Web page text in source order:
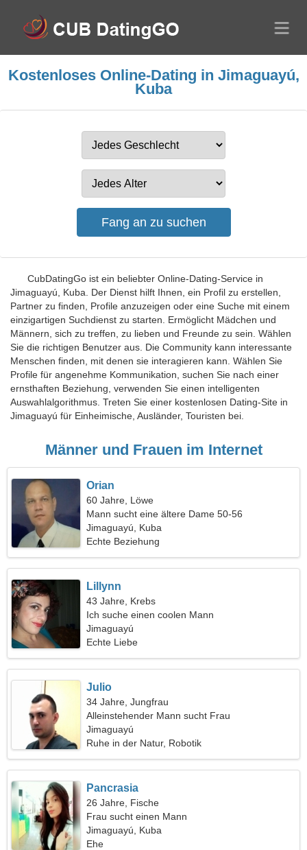
Kostenloses Online-Dating in Jimaguayú,
Kuba
CubDatingGo ist ein beliebter Online-Dating-Service in
Jimaguayú, Kuba. Der Dienst hilft Ihnen, ein Profil zu erstellen,
Partner zu finden, Profile anzuzeigen oder eine Suche mit einem
einzigartigen Suchdienst zu starten. Ermöglicht Mädchen und
Männern, sich zu treffen, zu lieben und Freunde zu sein. Wählen
Sie die richtigen Benutzer aus. Die Community kann interessante
Menschen finden, mit denen sie interagieren kann. Wählen Sie
Profile für angenehme Kommunikation, suchen Sie nach einer
ernsthaften Beziehung, verwenden Sie einen intelligenten
Auswahlalgorithmus. Treten Sie einer kostenlosen Dating-Site in
Jimaguayú für Einheimische, Ausländer, Touristen bei.
Männer und Frauen im Internet
Orian
60 Jahre, Löwe
Mann sucht eine ältere Dame 50-56
Jimaguayú, Kuba
Echte Beziehung
Lillynn
43 Jahre, Krebs
Ich suche einen coolen Mann
Jimaguayú
Echte Liebe
Julio
34 Jahre, Jungfrau
Alleinstehender Mann sucht Frau
Jimaguayú
Ruhe in der Natur, Robotik
Pancrasia
26 Jahre, Fische
Frau sucht einen Mann
Jimaguayú, Kuba
Ehe